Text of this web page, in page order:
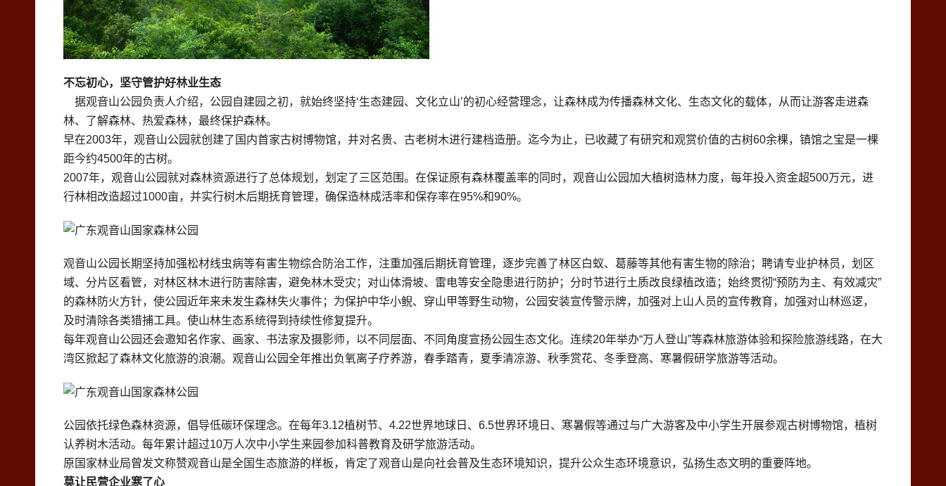
不忘初心，坚守管护好林业生态
据观音山公园负责人介绍，公园自建园之初，就始终坚持‘生态建园、文化立山’的初心经营理念，让森林成为传播森林文化、生态文化的载体，从而让游客走进森
林、了解森林、热爱森林，最终保护森林。
早在2003年，观音山公园就创建了国内首家古树博物馆，并对名贵、古老树木进行建档造册。迄今为止，已收藏了有研究和观赏价值的古树60余棵，镇馆之宝是一棵
距今约4500年的古树。
2007年，观音山公园就对森林资源进行了总体规划，划定了三区范围。在保证原有森林覆盖率的同时，观音山公园加大植树造林力度，每年投入资金超500万元，进
行林相改造超过1000亩，并实行树木后期抚育管理，确保造林成活率和保存率在95%和90%。
观音山公园长期坚持加强松材线虫病等有害生物综合防治工作，注重加强后期抚育管理，逐步完善了林区白蚁、葛藤等其他有害生物的除治；聘请专业护林员，划区
域、分片区看管，对林区林木进行防害除害，避免林木受灾；对山体滑坡、雷电等安全隐患进行防护；分时节进行土质改良绿植改造；始终贯彻“预防为主、有效减灾”
的森林防火方针，使公园近年来未发生森林失火事件；为保护中华小鲵、穿山甲等野生动物，公园安装宣传警示牌，加强对上山人员的宣传教育，加强对山林巡逻，
及时清除各类猎捕工具。使山林生态系统得到持续性修复提升。
每年观音山公园还会邀知名作家、画家、书法家及摄影师，以不同层面、不同角度宣扬公园生态文化。连续20年举办“万人登山”等森林旅游体验和探险旅游线路，在大
湾区掀起了森林文化旅游的浪潮。观音山公园全年推出负氧离子疗养游，春季踏青，夏季清凉游、秋季赏花、冬季登高、寒暑假研学旅游等活动。
公园依托绿色森林资源，倡导低碳环保理念。在每年3.12植树节、4.22世界地球日、6.5世界环境日、寒暑假等通过与广大游客及中小学生开展参观古树博物馆，植树
认养树木活动。每年累计超过10万人次中小学生来园参加科普教育及研学旅游活动。
原国家林业局曾发文称赞观音山是全国生态旅游的样板，肯定了观音山是向社会普及生态环境知识，提升公众生态环境意识，弘扬生态文明的重要阵地。
莫让民营企业寒了心